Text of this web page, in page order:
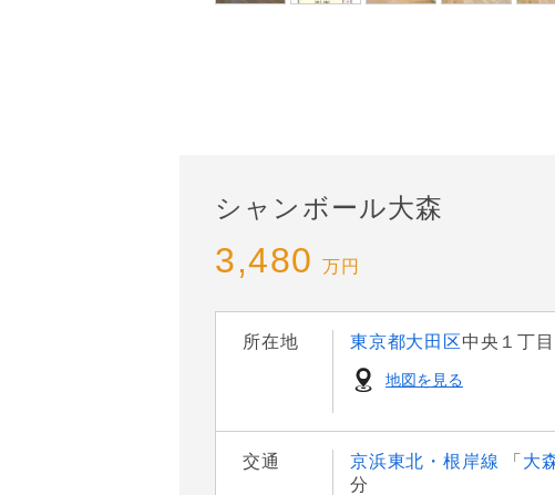
シャンボール大森
3,480 万円
所在地 東京都大田区中央１丁目
地図を見る
交通 京浜東北・根岸線 「 大
分